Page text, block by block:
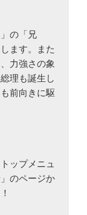
の「兄
ます。また
力強さの象
理も誕生し
前向きに駆
ップメニュ
のページか